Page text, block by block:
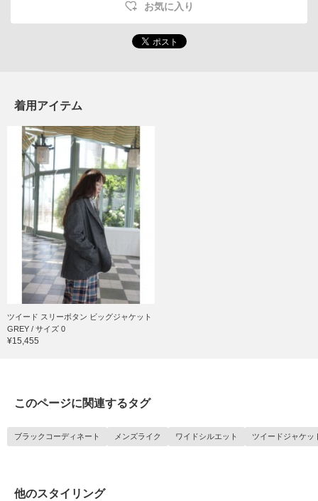
お気に入り
着用アイテム
ツイード スリーボタン ビッグジャケット
GREY / サイズ 0
¥15,455
このページに関連するタグ
ブラックコーディネート メンズライク ワイドシルエット ツイードジャケッ
他のスタイリング